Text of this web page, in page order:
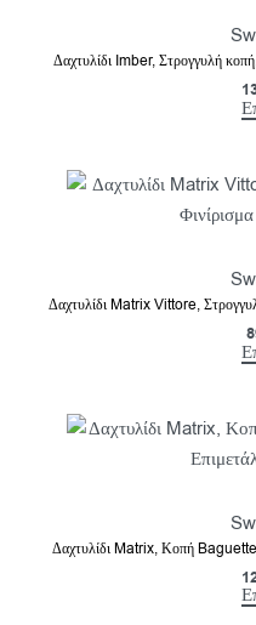
Δαχτυλίδι Imber, Στρογγυλή
Δαχτυλίδι Matrix Vittore,
Δαχτυλίδι Matrix, Κοπή